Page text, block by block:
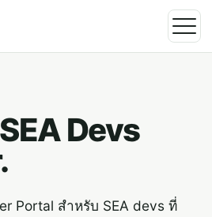
Devs
Portal สำหรับ SEA devs ที่